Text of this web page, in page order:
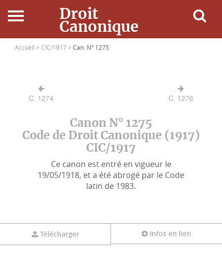
Droit
Canonique
Accueil
Ressources
Accueil > CIC/1917 > Can. N° 1275
C. 1274 C. 1276
Canon N° 1275
Code de Droit Canonique (1917)
CIC/1917
Ce canon est entré en vigueur le
19/05/1918, et a été abrogé par le Code
latin de 1983.
Télécharger Infos en lien